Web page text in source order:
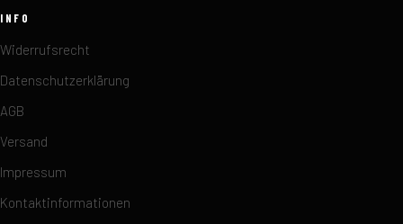
INFO
Widerrufsrecht
Datenschutzerklärung
AGB
Versand
Impressum
Kontaktinformationen